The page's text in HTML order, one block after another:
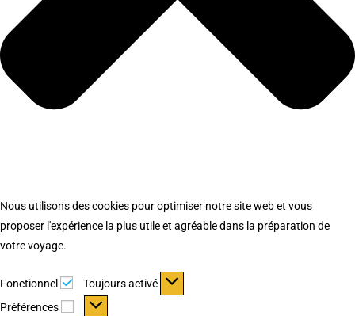
Nous utilisons des cookies pour optimiser notre site web et vous
proposer l'expérience la plus utile et agréable dans la préparation de
votre voyage.
Fonctionnel Fonctionnel
Toujours activé
Préférences
Préférences